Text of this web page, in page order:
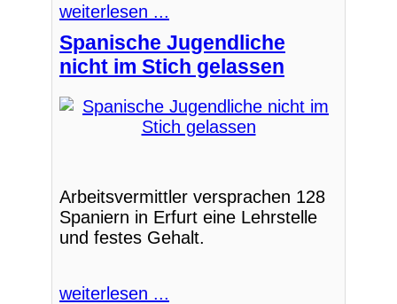
weiterlesen ...
Spanische Jugendliche
nicht im Stich gelassen
Arbeitsvermittler versprachen 128
Spaniern in Erfurt eine Lehrstelle
und festes Gehalt.
weiterlesen ...